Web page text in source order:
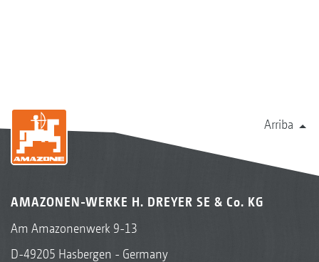
Arriba
AMAZONEN-WERKE H. DREYER SE & Co. KG
Am Amazonenwerk 9-13
D-49205 Hasbergen - Germany